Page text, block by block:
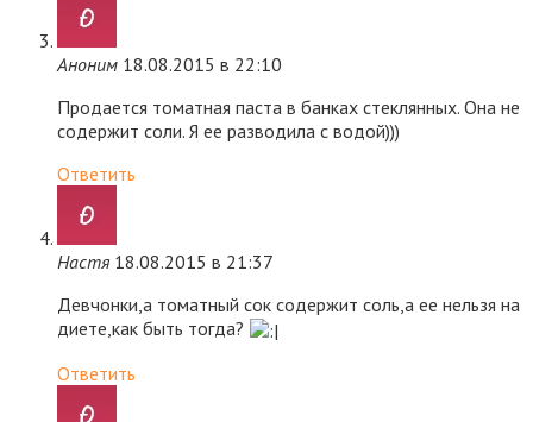
Аноним 18.08.2015 в 22:10
Продается томатная паста в банках стеклянных. Она не
содержит соли. Я ее разводила с водой)))
Ответить
Настя 18.08.2015 в 21:37
Девчонки,а томатный сок содержит соль,а ее нельзя на
диете,как быть тогда?
Ответить